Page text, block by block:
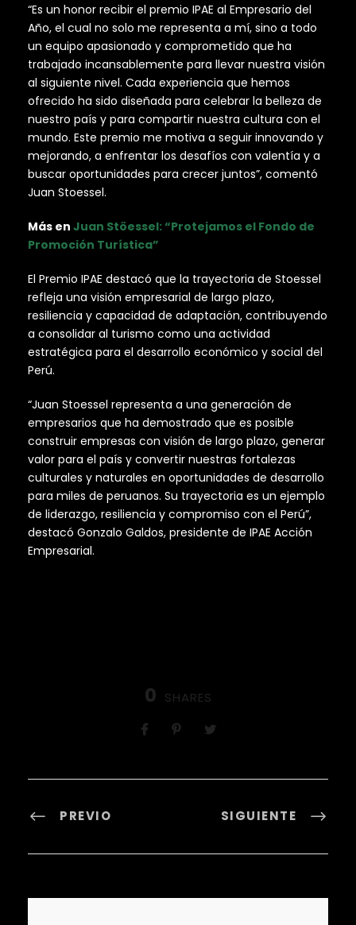
“Es un honor recibir el premio IPAE al Empresario del
Año, el cual no solo me representa a mí, sino a todo
un equipo apasionado y comprometido que ha
trabajado incansablemente para llevar nuestra visión
al siguiente nivel. Cada experiencia que hemos
ofrecido ha sido diseñada para celebrar la belleza de
nuestro país y para compartir nuestra cultura con el
mundo. Este premio me motiva a seguir innovando y
mejorando, a enfrentar los desafíos con valentía y a
buscar oportunidades para crecer juntos”, comentó
Juan Stoessel.
Más en Juan Stöessel: “Protejamos el Fondo de
Promoción Turística”
El Premio IPAE destacó que la trayectoria de Stoessel
refleja una visión empresarial de largo plazo,
resiliencia y capacidad de adaptación, contribuyendo
a consolidar al turismo como una actividad
estratégica para el desarrollo económico y social del
Perú.
“Juan Stoessel representa a una generación de
empresarios que ha demostrado que es posible
construir empresas con visión de largo plazo, generar
valor para el país y convertir nuestras fortalezas
culturales y naturales en oportunidades de desarrollo
para miles de peruanos. Su trayectoria es un ejemplo
de liderazgo, resiliencia y compromiso con el Perú”,
destacó Gonzalo Galdos, presidente de IPAE Acción
Empresarial.
0 SHARES
PREVIO SIGUIENTE